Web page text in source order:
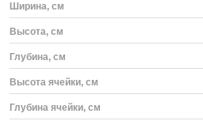
Ширина, см
Высота, см
Глубина, см
Высота ячейки, см
Глубина ячейки, см